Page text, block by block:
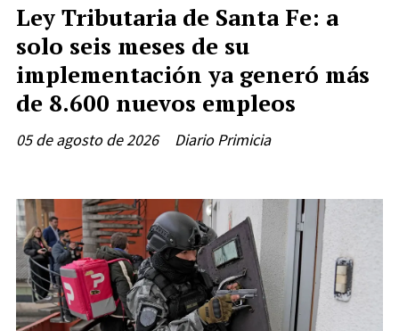
Ley Tributaria de Santa Fe: a
solo seis meses de su
implementación ya generó más
de 8.600 nuevos empleos
Diario Primicia
05 de agosto de 2026